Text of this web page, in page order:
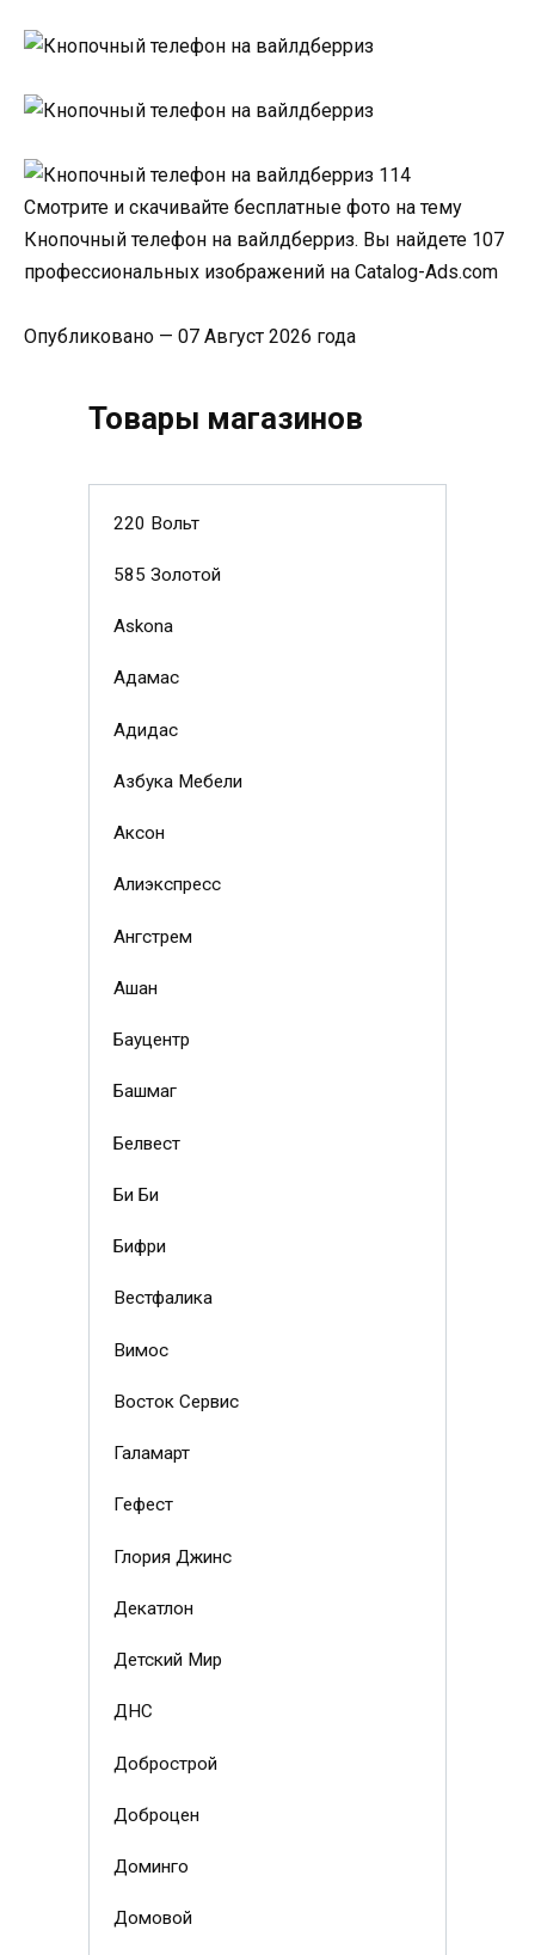
Смотрите и скачивайте бесплатные фото на тему
Кнопочный телефон на вайлдберриз. Вы найдете 107
профессиональных изображений на Catalog-Ads.com
Опубликовано — 07 Август 2026 года
Товары магазинов
220 Вольт
585 Золотой
Askona
Адамас
Адидас
Азбука Мебели
Аксон
Алиэкспресс
Ангстрем
Ашан
Бауцентр
Башмаг
Белвест
Би Би
Бифри
Вестфалика
Вимос
Восток Сервис
Галамарт
Гефест
Глория Джинс
Декатлон
Детский Мир
ДНС
Добрострой
Доброцен
Доминго
Домовой